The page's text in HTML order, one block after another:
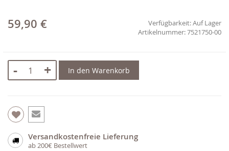
59,90 € Verfügbarkeit:Auf Lager
7521750-00
- + In den Warenkorb
Versandkostenfreie Lieferung
ab 200€ Bestellwert